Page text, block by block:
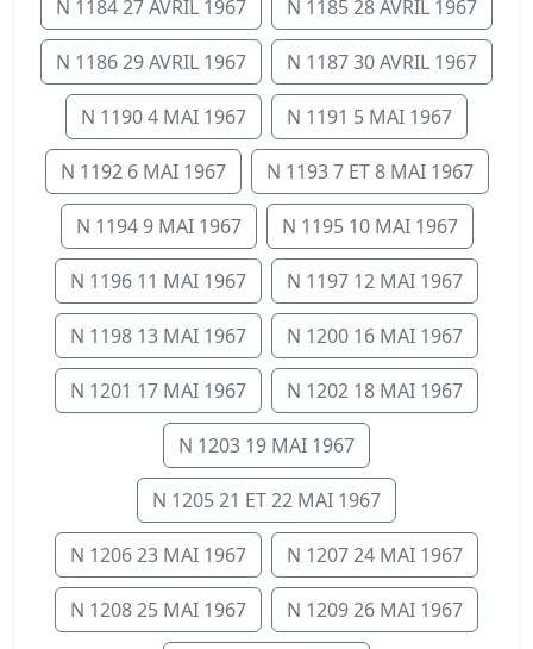
N 1184 27 AVRIL 1967 N 1185 28 AVRIL 1967
N 1186 29 AVRIL 1967 N 1187 30 AVRIL 1967
N 1190 4 MAI 1967 N 1191 5 MAI 1967
N 1192 6 MAI 1967 N 1193 7 ET 8 MAI 1967
N 1194 9 MAI 1967 N 1195 10 MAI 1967
N 1196 11 MAI 1967 N 1197 12 MAI 1967
N 1198 13 MAI 1967 N 1200 16 MAI 1967
N 1201 17 MAI 1967 N 1202 18 MAI 1967
N 1203 19 MAI 1967
N 1205 21 ET 22 MAI 1967
N 1206 23 MAI 1967 N 1207 24 MAI 1967
N 1208 25 MAI 1967 N 1209 26 MAI 1967